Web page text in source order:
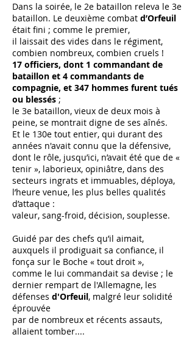
Dans la soirée, le 2e bataillon releva le 3e
bataillon. Le deuxième combat d’Orfeuil
était fini ; comme le premier,
il laissait des vides dans le régiment,
combien nombreux, combien cruels !
17 officiers, dont 1 commandant de
bataillon et 4 commandants de
compagnie, et 347 hommes furent tués
ou blessés ;
le 3e bataillon, vieux de deux mois à
peine, se montrait digne de ses aînés.
Et le 130e tout entier, qui durant des
années n'avait connu que la défensive,
dont le rôle, jusqu’ici, n’avait été que de «
tenir », laborieux, opiniâtre, dans des
secteurs ingrats et immuables, déploya,
l’heure venue, les plus belles qualités
d’attaque :
valeur, sang-froid, décision, souplesse.
Guidé par des chefs qu’il aimait,
auxquels il prodiguait sa confiance, il
fonça sur le Boche « tout droit »,
comme le lui commandait sa devise ; le
dernier rempart de l'Allemagne, les
défenses d'Orfeuil, malgré leur solidité
éprouvée
par de nombreux et récents assauts,
allaient tomber....